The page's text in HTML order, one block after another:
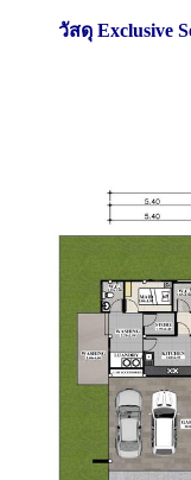
วัสดุ Exclusive